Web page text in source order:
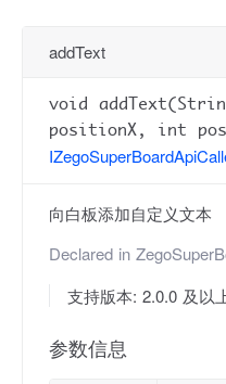
addText
void
positionX, int
向白板添加自定义文本
Declared in
支持版本: 2.0.0 及以上
参数信息